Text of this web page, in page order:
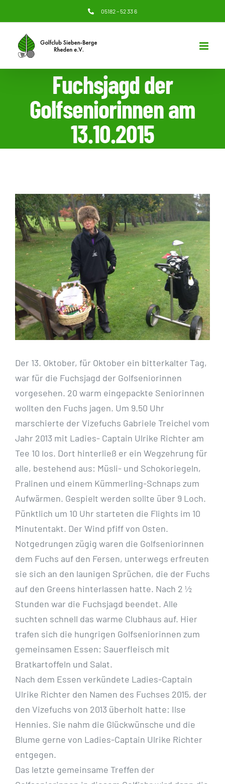
Inhalt
springen
05182 – 52 33 6
Fuchsjagd der
Golfseniorinnen am
13.10.2015
Zeige
grösseres
Bild
Der 13. Oktober, für Oktober ein bitterkalter Tag,
war für die Fuchsjagd der Golfseniorinnen
vorgesehen. 20 warm eingepackte Seniorinnen
wollten den Fuchs jagen. Um 9.50 Uhr
marschierte der Vizefuchs Gabriele Treichel vom
Jahr 2013 mit Ladies- Captain Ulrike Richter am
Tee 10 los. Dort hinterließ er ein Wegzehrung für
alle, bestehend aus: Müsli- und Schokoriegeln,
Pralinen und einem Kümmerling-Schnaps zum
Aufwärmen. Gespielt werden sollte über 9 Loch.
Pünktlich um 10 Uhr starteten die Flights im 10
Minutentakt. Der Wind pfiff von Osten.
Notgedrungen zügig waren die Golfseniorinnen
dem Fuchs auf den Fersen, unterwegs erfreuten
sie sich an den launigen Sprüchen, die der Fuchs
auf den Greens hinterlassen hatte. Nach 2 ½
Stunden war die Fuchsjagd beendet. Alle
suchten schnell das warme Clubhaus auf. Hier
trafen sich die hungrigen Golfseniorinnen zum
gemeinsamen Essen: Sauerfleisch mit
Bratkartoffeln und Salat.
Nach dem Essen verkündete Ladies-Captain
Ulrike Richter den Namen des Fuchses 2015, der
den Vizefuchs von 2013 überholt hatte: Ilse
Hennies. Sie nahm die Glückwünsche und die
Blume gerne von Ladies-Captain Ulrike Richter
entgegen.
Das letzte gemeinsame Treffen der